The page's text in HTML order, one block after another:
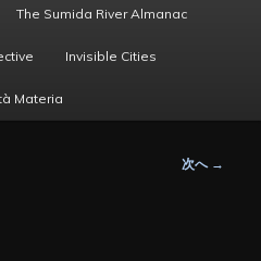
The Sumida River Almanac
Invisible Cities
Materia
次へ →